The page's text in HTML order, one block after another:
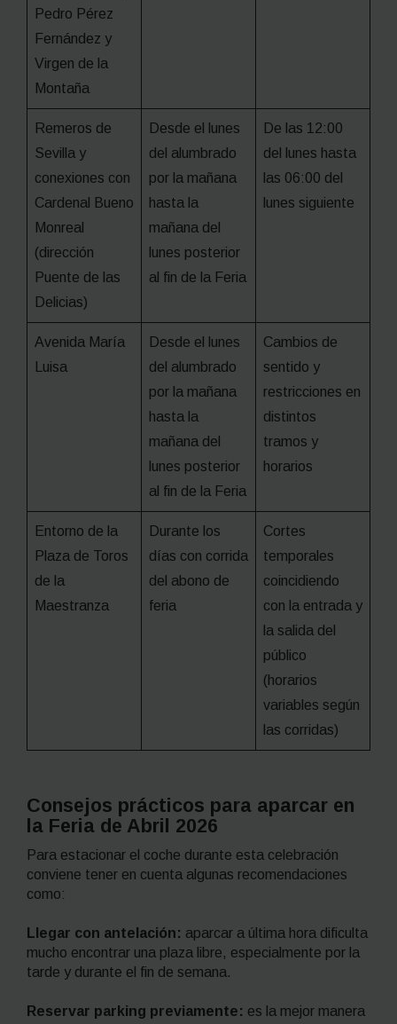
Pedro Pérez
Fernández y
Virgen de la
Montaña
Remeros de
Sevilla y
conexiones con
Cardenal Bueno
Monreal
(dirección
Puente de las
Delicias)
Desde el lunes
del alumbrado
por la mañana
hasta la
mañana del
lunes posterior
al fin de la Feria
De las 12:00
del lunes hasta
las 06:00 del
lunes siguiente
Avenida María
Luisa
Desde el lunes
del alumbrado
por la mañana
hasta la
mañana del
lunes posterior
al fin de la Feria
Cambios de
sentido y
restricciones en
distintos
tramos y
horarios
Entorno de la
Plaza de Toros
de la
Maestranza
Durante los
días con corrida
del abono de
feria
Cortes
temporales
coincidiendo
con la entrada y
la salida del
público
(horarios
variables según
las corridas)
Consejos prácticos para aparcar en
la Feria de Abril 2026
Para estacionar el coche durante esta celebración
conviene tener en cuenta algunas recomendaciones
como:
Llegar con antelación: aparcar a última hora dificulta
mucho encontrar una plaza libre, especialmente por la
tarde y durante el fin de semana.
Reservar parking previamente: es la mejor manera